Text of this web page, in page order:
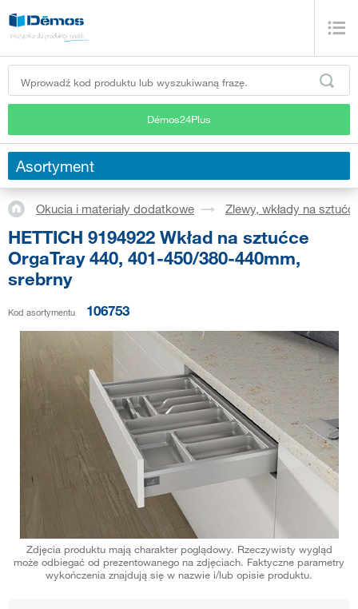
Démos24Plus
Asortyment
Okucia i materiały dodatkowe Zlewy, wkłady na
HETTICH 9194922 Wkład na sztućce
OrgaTray 440, 401-450/380-440mm,
srebrny
Kod asortymentu 106753
Zdjęcia produktu mają charakter poglądowy. Rzeczywisty wygląd
może odbiegać od prezentowanego na zdjęciach. Faktyczne parametry
wykończenia znajdują się w nazwie i/lub opisie produktu.